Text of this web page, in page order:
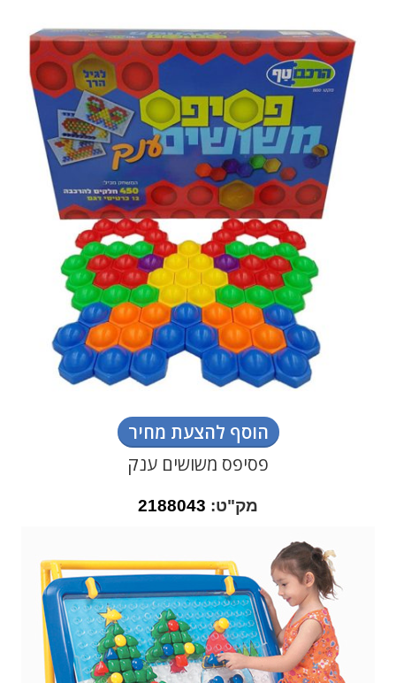
הוסף להצעת מחיר
פסיפס משושים ענק
מק"ט: 2188043